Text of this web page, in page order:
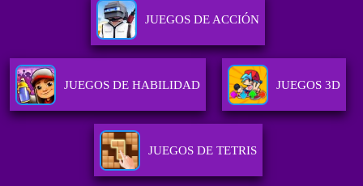
JUEGOS DE ACCIÓN
JUEGOS DE HABILIDAD JUEGOS 3D
JUEGOS DE TETRIS